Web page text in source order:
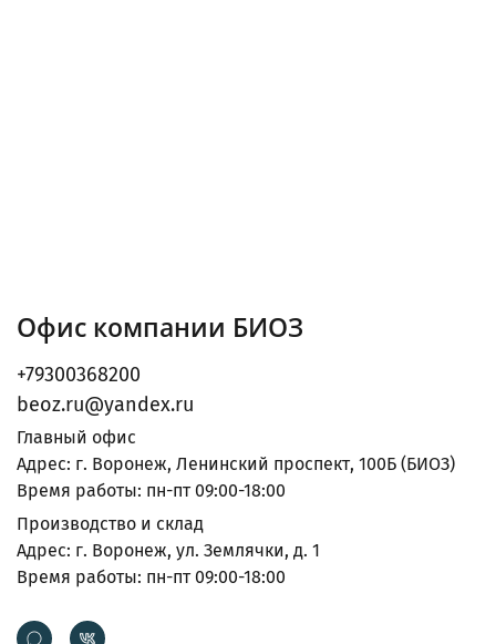
Офис компании БИОЗ
+79300368200
beoz.ru@yandex.ru
Главный офис
Адрес: г. Воронеж, Ленинский проспект, 100Б (БИОЗ)
Время работы: пн-пт 09:00-18:00
Производство и склад
Адрес: г. Воронеж, ул. Землячки, д. 1
Время работы: пн-пт 09:00-18:00